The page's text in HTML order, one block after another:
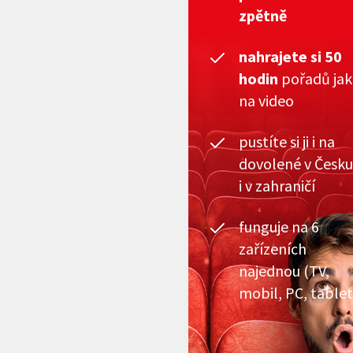
zpětně
nahrajete si 50
hodin pořadů
na video
pustíte si ji i na
dovolené v Česku
i v zahraničí
funguje na 6
zařízeních
najednou (TV,
mobil, PC,